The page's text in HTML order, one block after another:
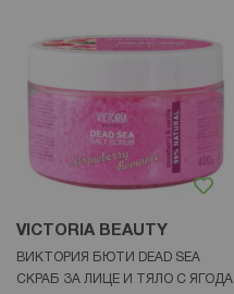
VICTORIA BEAUTY
ВИКТОРИЯ БЮТИ DEAD SEA
СКРАБ ЗА ЛИЦЕ И ТЯЛО С ЯГОДА